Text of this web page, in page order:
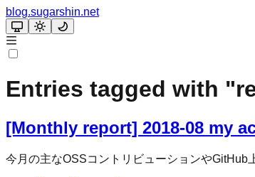
blog.sugarshin.net
Entries tagged with "
[Monthly report] 2018-08 my
今月の主なOSSコントリビューションやGitHub